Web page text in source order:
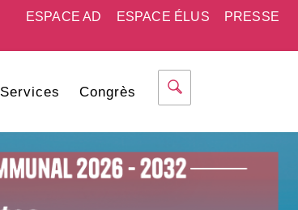
PRESSE
ESPACE ÉLUS
ESPACE AD
Services Congrès